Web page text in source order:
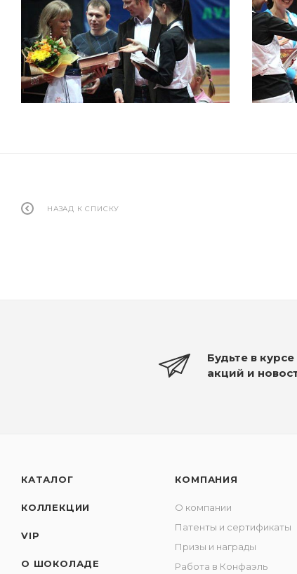
НАЗАД К СПИСКУ
Будьте в
акций и
КАТАЛОГ
КОЛЛЕКЦИИ
VIP
О ШОКОЛАДЕ
КОМПАНИЯ
О компании
Патенты и сертификаты
Призы и награды
Работа в Конфаэль